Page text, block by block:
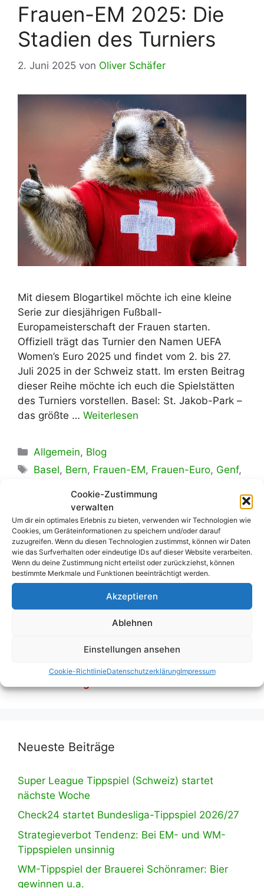
Cookie-Zustimmung
verwalten
Um dir ein optimales Erlebnis zu bieten, verwenden wir Technologien wie
Cookies, um Geräteinformationen zu speichern und/oder darauf
zuzugreifen. Wenn du diesen Technologien zustimmst, können wir Daten
wie das Surfverhalten oder eindeutige IDs auf dieser Website verarbeiten.
Wenn du deine Zustimmung nicht erteilst oder zurückziehst, können
bestimmte Merkmale und Funktionen beeinträchtigt werden.
Akzeptieren
Ablehnen
Einstellungen ansehen
Cookie-RichtlinieDatenschutzerklärungImpressum
Frauen-EM 2025: Die
Stadien des Turniers
2. Juni 2025 von Oliver Schäfer
Mit diesem Blogartikel möchte ich eine kleine
Serie zur diesjährigen Fußball-
Europameisterschaft der Frauen starten.
Offiziell trägt das Turnier den Namen UEFA
Women’s Euro 2025 und findet vom 2. bis 27.
Juli 2025 in der Schweiz statt. Im ersten Beitrag
dieser Reihe möchte ich euch die Spielstätten
des Turniers vorstellen. Basel: St. Jakob-Park –
das größte … Weiterlesen
Kategorien
Allgemein, Blog
Schlagwörter
Basel, Bern, Frauen-EM, Frauen-Euro, Genf,
St. Jakob-Park,Stade de Genève
Tourbillon,Stadion Letzigrund,Stadion
Wankdorf,Swissporarena,UEFA Women’s Euro,
Zürich
Kommentar hinterlassen
unseren Tippspielen findest du ab sofort auf
der entsprechenden Unterseite, erreichbar
Neueste Beiträge
Super League Tippspiel (Schweiz) startet
nächste Woche
Check24 startet Bundesliga-Tippspiel 2026/27
Strategieverbot Tendenz: Bei EM- und WM-
Tippspielen unsinnig
WM-Tippspiel der Brauerei Schönramer: Bier
gewinnen u.a.